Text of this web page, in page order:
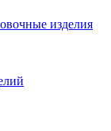
изделия